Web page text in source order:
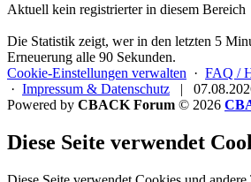
Aktuell kein registrierter in diesem Bereich
Die Statistik zeigt, wer in den letzten 5
Erneuerung alle 90 Sekunden.
Cookie-Einstellungen verwalten · FAQ /
· Impressum & Datenschutz |
Powered by CBACK Forum © 2026
Diese Seite verwendet